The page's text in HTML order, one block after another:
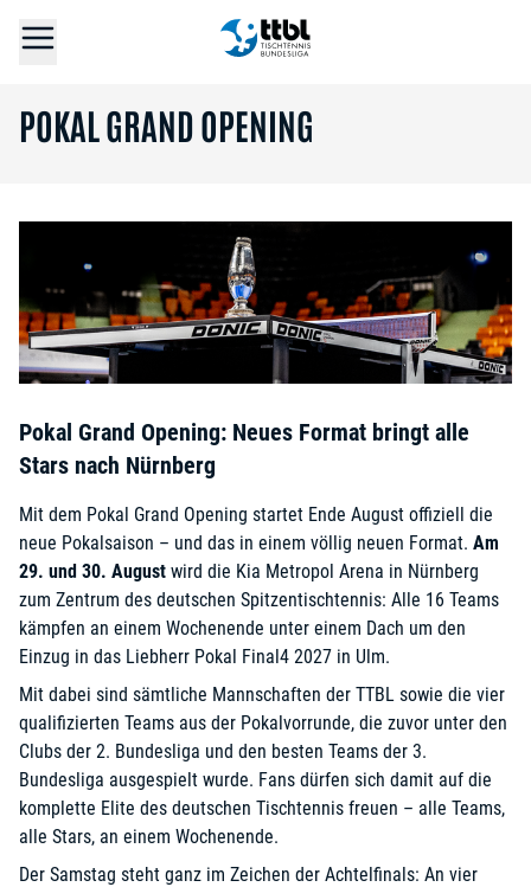
POKAL GRAND OPENING
Pokal Grand Opening: Neues Format bringt alle
Stars nach Nürnberg
Mit dem Pokal Grand Opening startet Ende August offiziell die
neue Pokalsaison – und das in einem völlig neuen Format. Am
29. und 30. August wird die Kia Metropol Arena in Nürnberg
zum Zentrum des deutschen Spitzentischtennis: Alle 16 Teams
kämpfen an einem Wochenende unter einem Dach um den
Einzug in das Liebherr Pokal Final4 2027 in Ulm.
Mit dabei sind sämtliche Mannschaften der TTBL sowie die vier
qualifizierten Teams aus der Pokalvorrunde, die zuvor unter den
Clubs der 2. Bundesliga und den besten Teams der 3.
Bundesliga ausgespielt wurde. Fans dürfen sich damit auf die
komplette Elite des deutschen Tischtennis freuen – alle Teams,
alle Stars, an einem Wochenende.
Der Samstag steht ganz im Zeichen der Achtelfinals: An vier